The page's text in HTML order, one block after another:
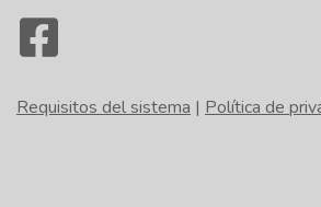
Requisitos del sistema | Política de